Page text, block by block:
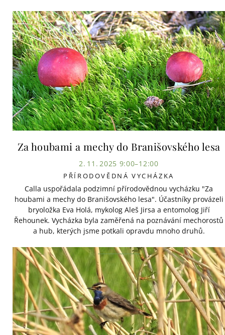
Za houbami a mechy do Branišovského lesa
2. 11. 2025 9:00–12:00
PŘÍRODOVĚDNÁ VYCHÁZKA
Calla uspořádala podzimní přírodovědnou vycházku "Za
houbami a mechy do Branišovského lesa". Účastníky provázeli
bryoložka Eva Holá, mykolog Aleš Jirsa a entomolog Jiří
Řehounek. Vycházka byla zaměřená na poznávání mechorostů
a hub, kterých jsme potkali opravdu mnoho druhů.